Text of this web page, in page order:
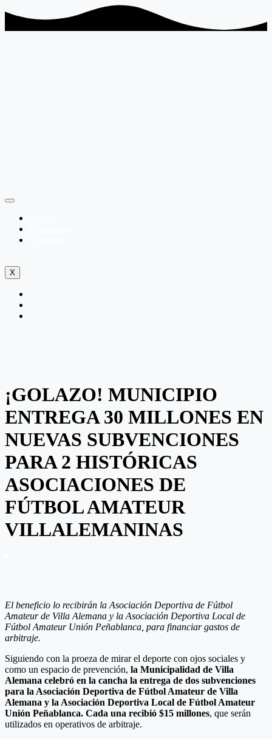
X
¡GOLAZO! MUNICIPIO
ENTREGA 30 MILLONES EN
NUEVAS SUBVENCIONES
PARA 2 HISTÓRICAS
ASOCIACIONES DE
FÚTBOL AMATEUR
VILLALEMANINAS
El beneficio lo recibirán la Asociación Deportiva de Fútbol
Amateur de Villa Alemana y la Asociación Deportiva Local de
Fútbol Amateur Unión Peñablanca, para financiar gastos de
arbitraje.
Siguiendo con la proeza de mirar el deporte con ojos sociales y
como un espacio de prevención, la Municipalidad de Villa
Alemana celebró en la cancha la entrega de dos subvenciones
para la Asociación Deportiva de Fútbol Amateur de Villa
Alemana y la Asociación Deportiva Local de Fútbol Amateur
Unión Peñablanca. Cada una recibió $15 millones, que serán
utilizados en operativos de arbitraje.